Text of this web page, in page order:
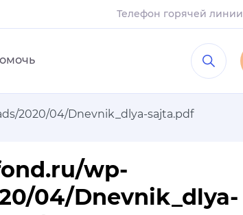
Телефон горячей линии
2020/04/Dnevnik_dlya-sajta.pdf
wp-
04/Dnevnik_dlya-